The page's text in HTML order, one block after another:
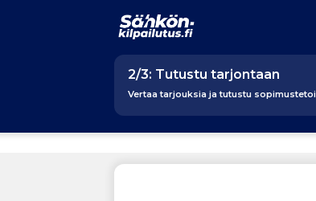
2/3: Tutustu tarjontaan
Vertaa tarjouksia ja tutustu